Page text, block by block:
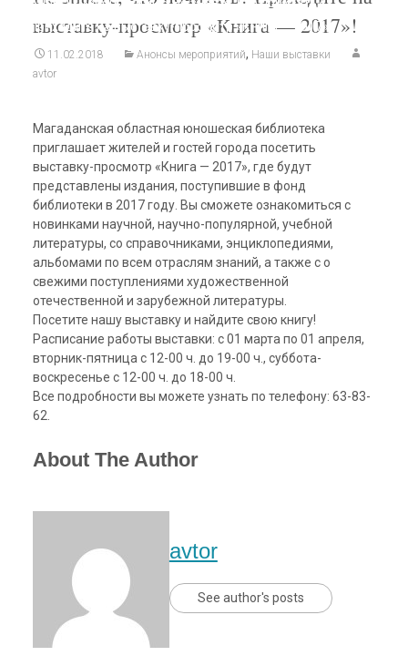
Приходите на выставку-просмотр «Книга — 2017»!
выставку-просмотр «Книга — 2017»!
11.02.2018 Анонсы мероприятий, Наши выставки
avtor
Магаданская областная юношеская библиотека
приглашает жителей и гостей города посетить
выставку-просмотр «Книга — 2017», где будут
представлены издания, поступившие в фонд
библиотеки в 2017 году. Вы сможете ознакомиться с
новинками научной, научно-популярной, учебной
литературы, со справочниками, энциклопедиями,
альбомами по всем отраслям знаний, а также с о
свежими поступлениями художественной
отечественной и зарубежной литературы.
Посетите нашу выставку и найдите свою книгу!
Расписание работы выставки: с 01 марта по 01 апреля,
вторник-пятница с 12-00 ч. до 19-00 ч., суббота-
воскресенье с 12-00 ч. до 18-00 ч.
Все подробности вы можете узнать по телефону: 63-83-
62.
About The Author
avtor
See author's posts